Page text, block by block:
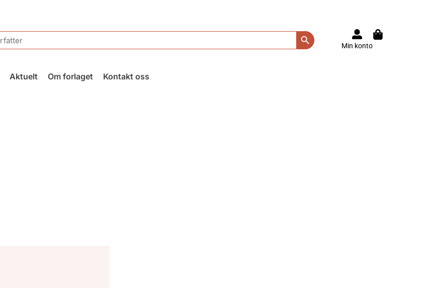
Search Button
Min konto
Aktuelt Om forlaget Kontakt oss